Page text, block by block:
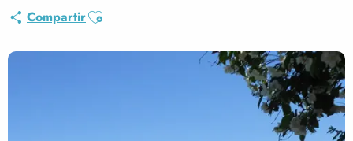
CompartirAjouter aux favoris